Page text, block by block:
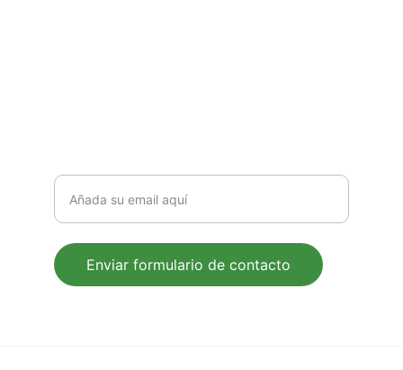
Enviar formulario de contacto